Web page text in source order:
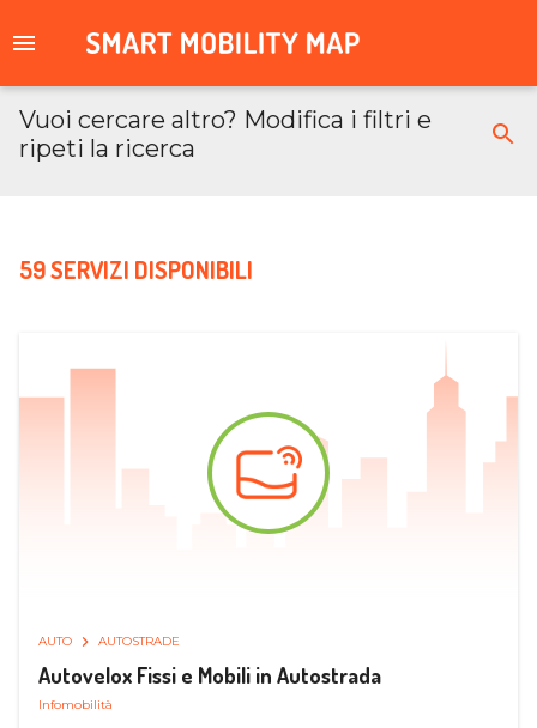
Vuoi cercare altro? Modifica i filtri e
ripeti la ricerca
59 SERVIZI DISPONIBILI
AUTO AUTOSTRADE
Autovelox Fissi e Mobili in Autostrada
Infomobilità